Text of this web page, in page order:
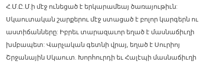
Հ.Մ.Ը.Մ.ի մէջ ունեցած է երկարամեայ ծառայութիւն:
Սկաուտական շարքերու մէջ ստացած է բոլոր կարգերն ու
աստիճանները: Իբրեւ տարազաւոր եղած է մասնաճիւղի
խմբապետ: Վարչական գետնի վրայ, եղած է Սուրիոյ
Շրջանային Սկաուտ. Խորհուրդի եւ Հալէպի մասնաճիւղի